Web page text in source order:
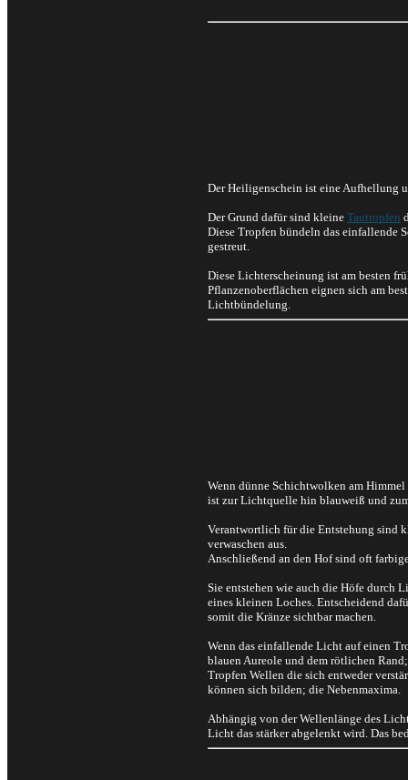
Der Heiligenschein ist eine Aufhellung
Der Grund dafür sind kleine Tautropfen
Diese Tropfen bündeln das einfallende
gestreut.
Diese Lichterscheinung ist am besten
Pflanzenoberflächen eignen sich am
Lichtbündelung.
Wenn dünne Schichtwolken am
ist zur Lichtquelle hin blauweiß und
Verantwortlich für die Entstehung sind
verwaschen aus.
Anschließend an den Hof sind oft
Sie entstehen wie auch die Höfe durch
eines kleinen Loches. Entscheidend
somit die Kränze sichtbar machen.
Wenn das einfallende Licht auf einen
blauen Aureole und dem rötlichen
Tropfen Wellen die sich entweder
können sich bilden; die Nebenmaxima.
Abhängig von der Wellenlänge des
Licht das stärker abgelenkt wird. Das